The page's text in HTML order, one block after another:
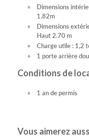
Dimensions
1.82m
Dimensions
Haut 2.70 m
Charge utile : 1,2
1 porte arrière
Conditions de
1 an de permis
Vous aimerez